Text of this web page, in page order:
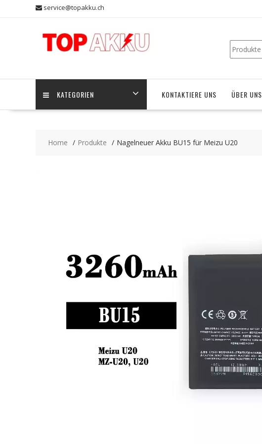
service@topakku.ch
Suchen
KATEGORIEN KONTAKTIERE UNS ÜBER UNS
Home Produkte Nagelneuer Akku BU15 für Meizu U20